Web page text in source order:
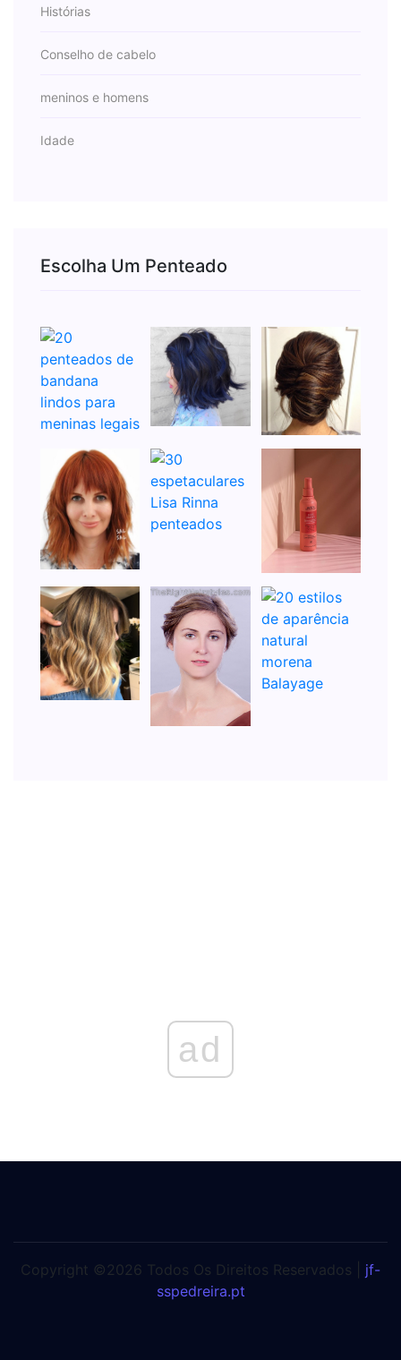
Histórias
Conselho de cabelo
meninos e homens
Idade
Escolha Um Penteado
ad
Copyright ©2026 Todos Os Direitos Reservados | jf-
sspedreira.pt